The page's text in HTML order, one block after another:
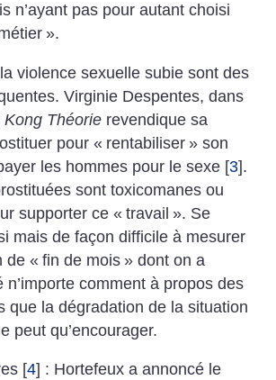
n’ayant pas pour autant choisi
».
violence sexuelle subie sont des
Virginie Despentes, dans
Kong Théorie revendique sa
pour « rentabiliser » son
les hommes pour le sexe [3].
sont toxicomanes ou
supporter ce « travail ». Se
mais de façon difficile à mesurer
de « fin de mois » dont on a
n’importe comment à propos des
que la dégradation de la situation
peut qu’encourager.
[4] : Hortefeux a annoncé le